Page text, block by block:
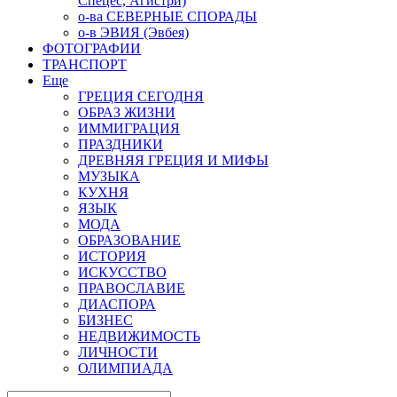
о-ва СЕВЕРНЫЕ СПОРАДЫ
о-в ЭВИЯ (Эвбея)
ФОТОГРАФИИ
ТРАНСПОРТ
Еще
ГРЕЦИЯ СЕГОДНЯ
ОБРАЗ ЖИЗНИ
ИММИГРАЦИЯ
ПРАЗДНИКИ
ДРЕВНЯЯ ГРЕЦИЯ И МИФЫ
МУЗЫКА
КУХНЯ
ЯЗЫК
МОДА
ОБРАЗОВАНИЕ
ИСТОРИЯ
ИСКУССТВО
ПРАВОСЛАВИЕ
ДИАСПОРА
БИЗНЕС
НЕДВИЖИМОСТЬ
ЛИЧНОСТИ
ОЛИМПИАДА